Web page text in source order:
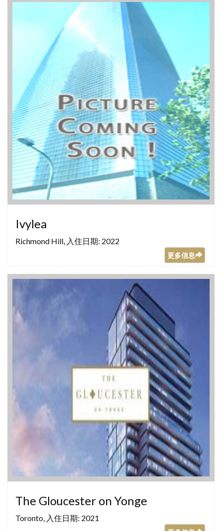
Ivylea
Richmond Hill, 入住日期: 2022
更多信息
The Gloucester on Yonge
Toronto, 入住日期: 2021